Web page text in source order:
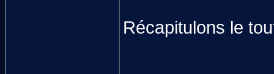
Récapitulons le